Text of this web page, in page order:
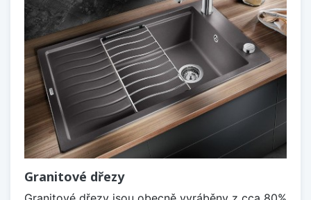
Granitové dřezy